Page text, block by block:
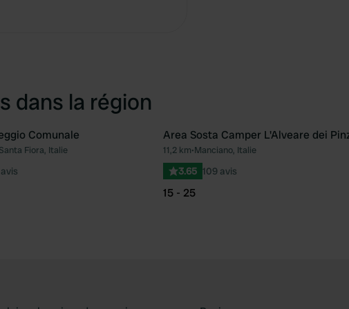
dans la région
Préféré
Comunale
Santa Fiora, Italie
avis
Area Sosta Camper L'Alveare dei
11,2 km•Manciano, Italie
3.65 109 avis
15 - 25